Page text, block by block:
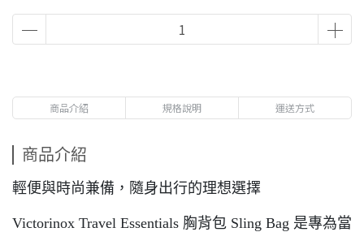
商品介紹 規格說明 運送方式
商品介紹
輕便與時尚兼備，隨身出行的理想選擇
Victorinox Travel Essentials 胸背包 Sling Bag 是專為當